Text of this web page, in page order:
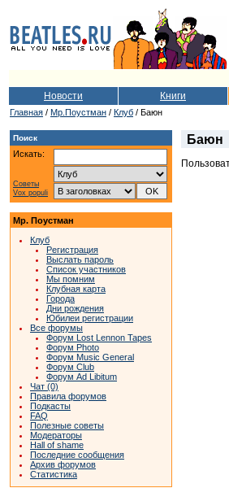
Новости Книги
Главная / Мр.Поустман / Клуб / Бaюн
Поиск
Искать:
Советы
Vox populi
Мр. Поустман
Клуб
Регистрация
Выслать пароль
Список участников
Мы помним
Клубная карта
Города
Дни рождения
Юбилеи регистрации
Все форумы
Форум Lost Lennon Tapes
Форум Photo
Форум Music General
Форум Club
Форум Ad Libitum
Чат (0)
Правила форумов
Подкасты
FAQ
Полезные советы
Модераторы
Hall of shame
Последние сообщения
Архив форумов
Статистика
Бaюн